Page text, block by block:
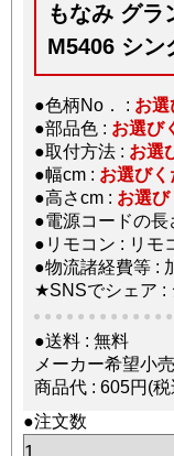
もなみ グラ
M5406 シン
●色柄No． : お選
●部品色 : お選び
●取付方法 : お選
●幅cm : お選び
●高さcm : お選
●電源コードの長
●リモコン : リモ
●物流諸経費等 :
★SNSでシェア :
●送料 : 無料
メーカー希望小
商品代 : 605円(
●注文数